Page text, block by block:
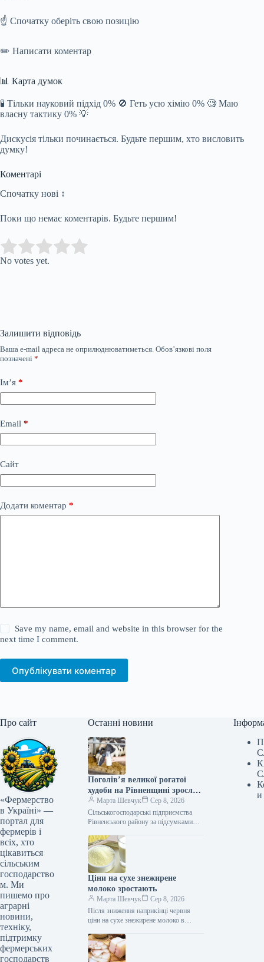
☝️ Спочатку оберіть свою позицію
✏️ Написати коментар
📊 Карта думок
🧪 Тільки науковий підхід 0% 🚫 Геть усю хімію 0% 🧐 Маю
власну тактику 0% 💡
Дискусія тільки починається. Будьте першим, хто висловить
думку!
Коментарі
Спочатку нові ↕
Поки що немає коментарів. Будьте першим!
Rate this item:
No votes yet.
Залишити відповідь
Ваша e-mail адреса не оприлюднюватиметься. Обов’язкові поля
позначені *
Ім’я *
Email *
Сайт
Додати коментар *
Save my name, email and website in this browser for the
next time I comment.
Опублікувати коментар
Про сайт
«Фермерство
в Україні» —
портал для
фермерів і
всіх, хто
цікавиться
сільським
господарство
м. Ми
пишемо про
аграрні
новини,
техніку,
підтримку
фермерських
господарств
Останні новини
Поголів’я великої рогатої
худоби на Рівненщині зросло
на 18%
Марта Шевчук
Сер 8, 2026
Сільськогосподарські підприємства
Рівненського району за підсумками
основні показники у галузі
тваринництва. За п’ять місяців…
Ціни на сухе знежирене
молоко зростають
Марта Шевчук
Сер 8, 2026
Після зниження наприкінці червня
ціни на сухе знежирене молоко в
дало змогу українським експортерам
повернутися до…
и